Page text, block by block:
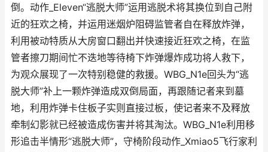
倒。动作_Eleven“逃脱大师”运用逃脱术将其换位到自己附
近的狂欢之椅，并运用迷烟炉阻碍监管者自在释放炸弹，
利用被动特质从大房窗口翻出并快速接近狂欢之椅，在监
管者擦刀期间忙不迭地等待椅下炸弹爆炸成功将人救下，
为观众展现了一次特别稳健的救援。WBG_N1e回头为“逃
脱大师”补上一颗炸弹造成双倒局面，再跟随记者来到墓
地，利用炸弹卡住板子实则直接过板，使记者来不及释放
牵制幻影就已经被造成伤害并将其淘汰。WBG_N1e利用移
形追击半情形“逃脱大师”，守椅阶段动作_Xmiao5飞行家利